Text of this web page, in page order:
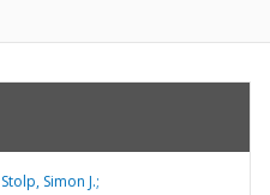
Stolp, Simon J.;